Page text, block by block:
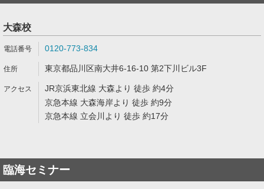
大森校
0120-773-834
東京都品川区南大井6-16-10 第2下川ビル3F
JR京浜東北線 大森より 徒歩 約4分
京急本線 大森海岸より 徒歩 約9分
京急本線 立会川より 徒歩 約17分
臨海セミナー